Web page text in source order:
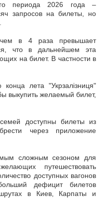
периода 2026 года –
запросов на билеты, но
в 4 раза превышает
что в дальнейшем эта
на билет. В частности в
конца лета "Укрзалізниця"
выкупить желаемый билет,
доступны билеты из
через приложение
сложным сезоном для
желающих путешествовать
доступных вагонов
дефицит билетов
в Киев, Карпаты и